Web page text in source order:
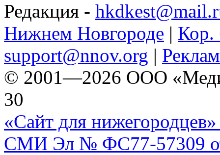
Редакция -
Нижнем Новгороде | Кор.
support@nnov.org |
© 2001—2026 ООО
30
«Сайт для нижегородцев»
СМИ Эл № ФС77-57309